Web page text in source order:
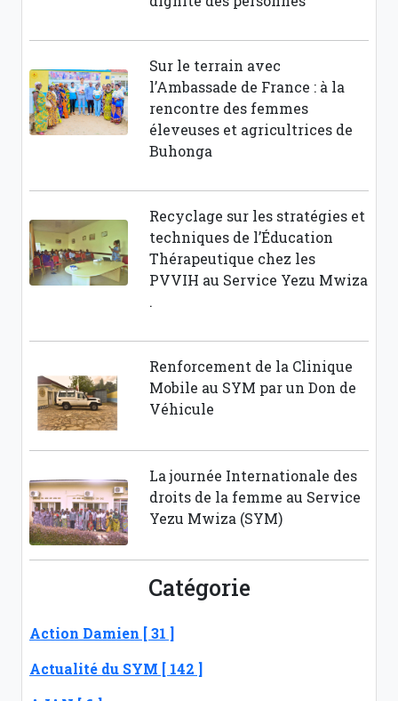
Sur le terrain avec
l’Ambassade de France : à la
rencontre des femmes
éleveuses et agricultrices de
Buhonga
Recyclage sur les stratégies et
techniques de l’Éducation
Thérapeutique chez les
PVVIH au Service Yezu Mwiza
.
Renforcement de la Clinique
Mobile au SYM par un Don de
Véhicule
La journée Internationale des
droits de la femme au Service
Yezu Mwiza (SYM)
Catégorie
Action Damien [ 31 ]
Actualité du SYM [ 142 ]